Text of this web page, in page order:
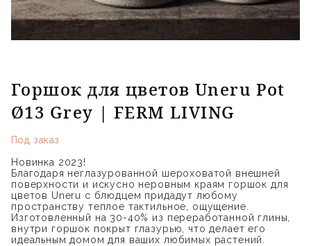
Горшок для цветов Uneru Pot
Ø13 Grey | FERM LIVING
Под заказ
Новинка 2023!
Благодаря неглазурованной шероховатой внешней
поверхности и искусно неровным краям горшок для
цветов Uneru с блюдцем придадут любому
пространству теплое тактильное, ощущение.
Изготовленный на 30-40% из переработанной глины,
внутри горшок покрыт глазурью, что делает его
идеальным домом для ваших любимых растений.